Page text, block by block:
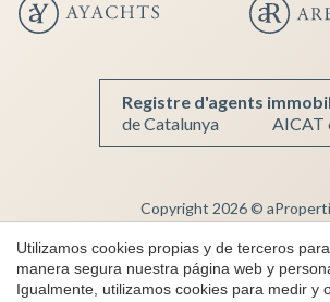
Registre d'agents
de Catalunya
AICAT
Copyright 2026 ©
Inmobiliaria de lujo
AICAT 6388
Utilizamos cookies propias y de terceros
manera segura nuestra página web y
Igualmente, utilizamos cookies para medir y